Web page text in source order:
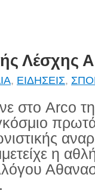
Λέσχης
, ΕΙΔΗΣΕΙΣ,
στο Arco
η